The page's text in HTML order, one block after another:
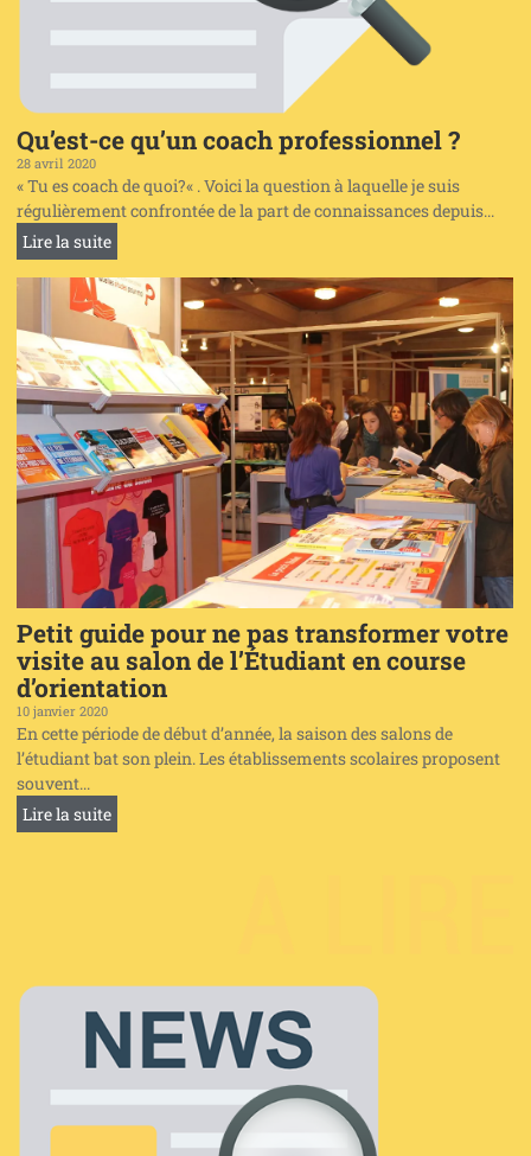
Qu’est-ce qu’un coach professionnel ?
28 avril 2020
« Tu es coach de quoi?« . Voici la question à laquelle je suis
régulièrement confrontée de la part de connaissances depuis...
Lire la suite
Petit guide pour ne pas transformer votre
visite au salon de l’Étudiant en course
d’orientation
10 janvier 2020
En cette période de début d’année, la saison des salons de
l’étudiant bat son plein. Les établissements scolaires proposent
souvent...
Lire la suite